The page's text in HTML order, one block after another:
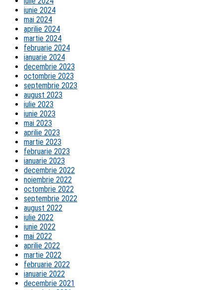
iunie 2024
mai 2024
aprilie 2024
martie 2024
februarie 2024
ianuarie 2024
decembrie 2023
octombrie 2023
septembrie 2023
august 2023
iulie 2023
iunie 2023
mai 2023
aprilie 2023
martie 2023
februarie 2023
ianuarie 2023
decembrie 2022
noiembrie 2022
octombrie 2022
septembrie 2022
august 2022
iulie 2022
iunie 2022
mai 2022
aprilie 2022
martie 2022
februarie 2022
ianuarie 2022
decembrie 2021